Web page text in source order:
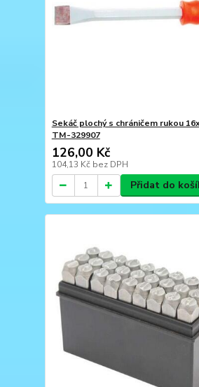
Sekáč plochý s chráničem rukou
TM-329907
126,00 Kč
104,13 Kč bez DPH
Přidat do